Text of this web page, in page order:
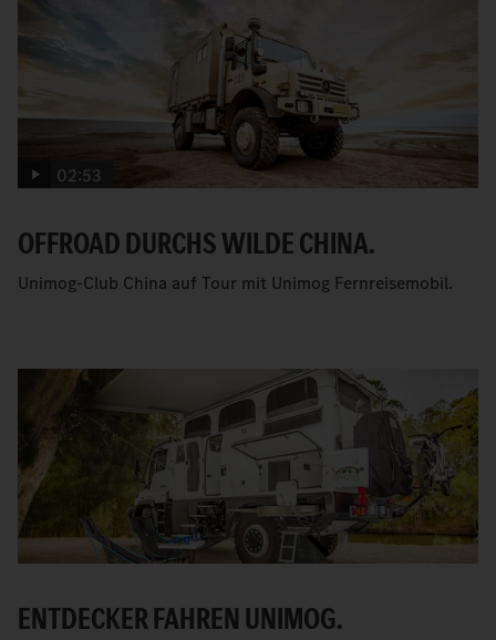
02:53
OFFROAD DURCHS WILDE CHINA.
Unimog-Club China auf Tour mit Unimog Fernreisemobil.
ENTDECKER FAHREN UNIMOG.